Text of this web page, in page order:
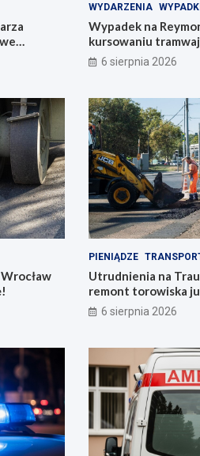
WYDARZENIA
Wypadek na
kursowaniu
6 sierpnia 2026
PIENIĄDZE
Utrudnienia na
remont torowiska
6 sierpnia 2026